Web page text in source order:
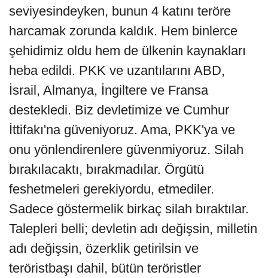
seviyesindeyken, bunun 4 katını teröre
harcamak zorunda kaldık. Hem binlerce
şehidimiz oldu hem de ülkenin kaynakları
heba edildi. PKK ve uzantılarını ABD,
İsrail, Almanya, İngiltere ve Fransa
destekledi. Biz devletimize ve Cumhur
İttifakı'na güveniyoruz. Ama, PKK'ya ve
onu yönlendirenlere güvenmiyoruz. Silah
bırakılacaktı, bırakmadılar. Örgütü
feshetmeleri gerekiyordu, etmediler.
Sadece göstermelik birkaç silah bıraktılar.
Talepleri belli; devletin adı değişsin, milletin
adı değişsin, özerklik getirilsin ve
teröristbaşı dahil, bütün teröristler